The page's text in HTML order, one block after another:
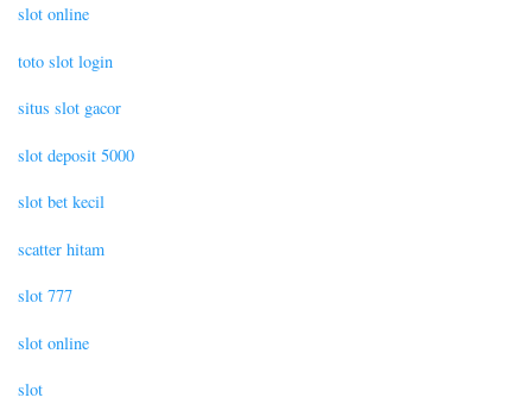
slot online
toto slot login
situs slot gacor
slot deposit 5000
slot bet kecil
scatter hitam
slot 777
slot online
slot